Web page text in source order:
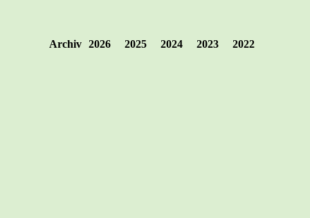
Archiv 2026 2025 2024 2023 2022